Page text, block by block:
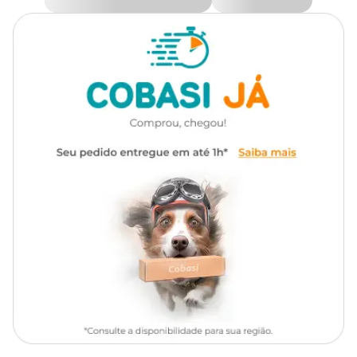
Standard
Whiskas
na embalagem econômica de 10,1 kg. Compre a que combina
Por que os gatos castrados precisam de uma
alimentação específica?
é um dos cuidados mais importantes para a saúde e
o bem-estar dos felinos, mas o procedimento também altera a
rotina e as necessidades nutricionais dos animais.
Depois da cirurgia, muitos gatos passam a sentir mais fome e, ao
mesmo tempo, ficam menos dispostos para brincar e gastar
Essa combinação pode favorecer oganho de peso
alimentação e a rotina de atividade não são ajustadas.
Por isso, a alimentação dos gatos adultos castrados precisa passar
por alguns ajustes, com foco no controle de calorias e na adição de
fibras alimentares que tragam mais saciedade.
Diante desse novo cenário, o ideal é investir em fórmulas